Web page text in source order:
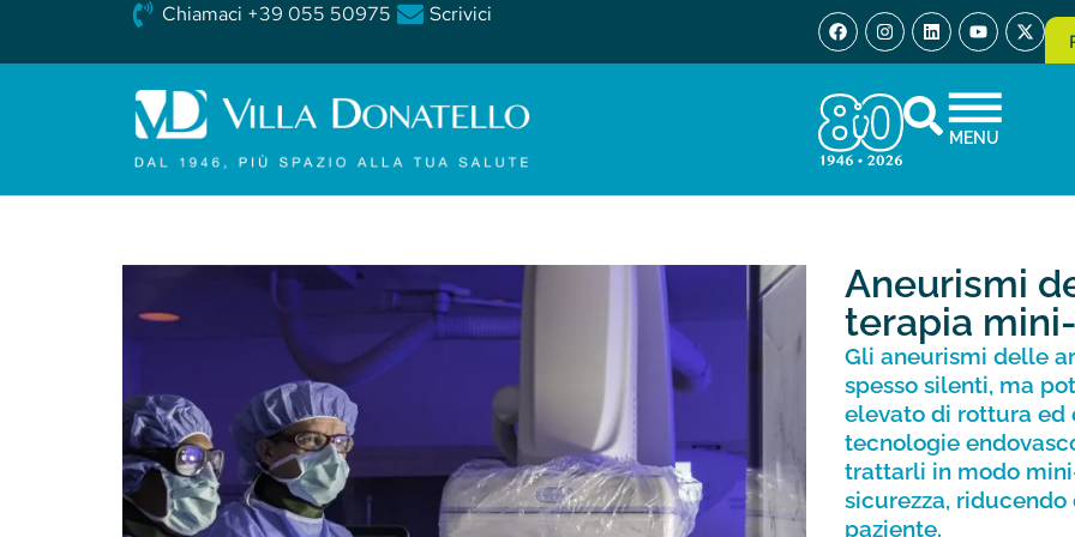
Chiamaci +39 055 50975 Scrivici
MENU
Gli aneurismi delle
spesso silenti, ma
elevato di rottura ed
tecnologie
trattarli in modo
sicurezza,
paziente.
Aneurismi
terapia